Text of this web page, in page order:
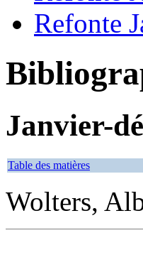
Refonte
Janvier-
Table des matières
Wolters,